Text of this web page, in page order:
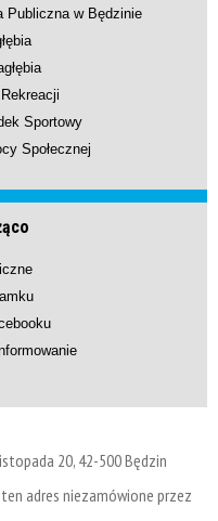
Publiczna w Będzinie
Sportowy
Społecznej
20, 42-500 Będzin
adres niezamówione przez